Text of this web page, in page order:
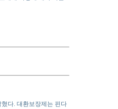
다. 대환보장제는 핀다